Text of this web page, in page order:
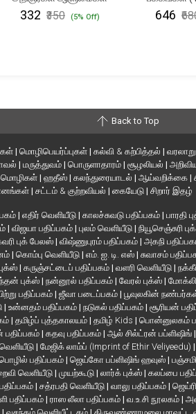
₹332 ₹350 (5% Off) ₹646
Back to Top
| மொழிபெயர்ப்புகள் | கல்வி & கற்பித்தல் | வரலாறு
| மருத்துவம் | பொருளாதாரம் | சூழலியல் |
| ஹதீஸ் | கலந்துரையாடல் | ஆய்வறிக்கை |
| சட்டம் & குற்றவியல் | கையேடு | சிறார் இதழ்
| எதிர் வெளியீடு | காலச்சுவடு பதிப்பகம் | பாரதி
| விஜயா பதிப்பகம் | புலம் வெளியீடு | நியூசெஞ்சுரி
புக் பேலஸ் | விஷ்ணுபுரம் பதிப்பகம் | அகநி
| கொம்பு வெளியீடு | எம். ஐ. டி. எஸ் | சுவாசம்
| கருஞ்சட்டைப் பதிப்பகம் | வளரி வெளியீடு |
புக்ஸ் | நன்னூல் பதிப்பகம் | வேரல் புக்ஸ் |
பதிப்பகம் | ஜீவா படைப்பகம் | பூவுலகின்
| உன்னதம் பதிப்பகம் | நடுகல் பதிப்பகம் | சூரியன்
| தமிழ்ப் புத்தகாலயம் | தமிழ் Kids | பொன்னுலகம்
| கதவு பதிப்பகம் | ஆல் சில்ட்ரன் பப்ளிஷிங் |
| மேஜிக் லாம்ப் (Imprint of Ethir Veliyeedu) |
பதிப்பகம் | ஜெய்கோ பப்ளிஷிங் ஹவுஸ் |
வெளியீடு| முயற்கூடு | லார்க் புக்ஸ் | கலப்பை
| சத்ரபதி வெளியீடு | வாலு பதிப்பகம் |
பதிப்பகம் | ராஸ லீலா பதிப்பகம் | வ.உ.சி நூலகம் |